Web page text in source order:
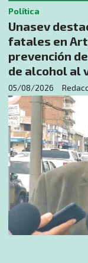
Unasev
fatales en
prevención
de alcohol al
Política
05/08/2026